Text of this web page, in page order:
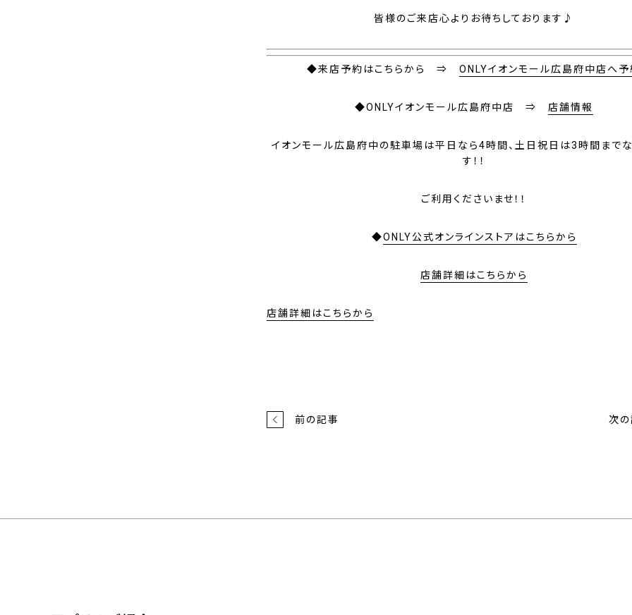
皆様のご来店心よりお待ちしております♪
◆来店予約はこちらから ⇒ ONLYイオンモール広島府中店へ
◆ONLYイオンモール広島府中店 ⇒ 店舗情報
イオンモール広島府中の駐車場は平日なら4時間、土日祝日は3時間まで
す！！
ご利用くださいませ！！
◆ONLY公式オンラインストアはこちらから
店舗詳細はこちらから
店舗詳細はこちらから
前の記事 次